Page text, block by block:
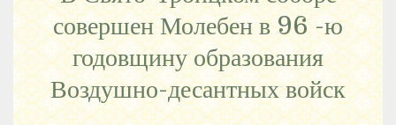
совершен Молебен в 96 -ю
годовщину образования
Воздушно-десантных войск